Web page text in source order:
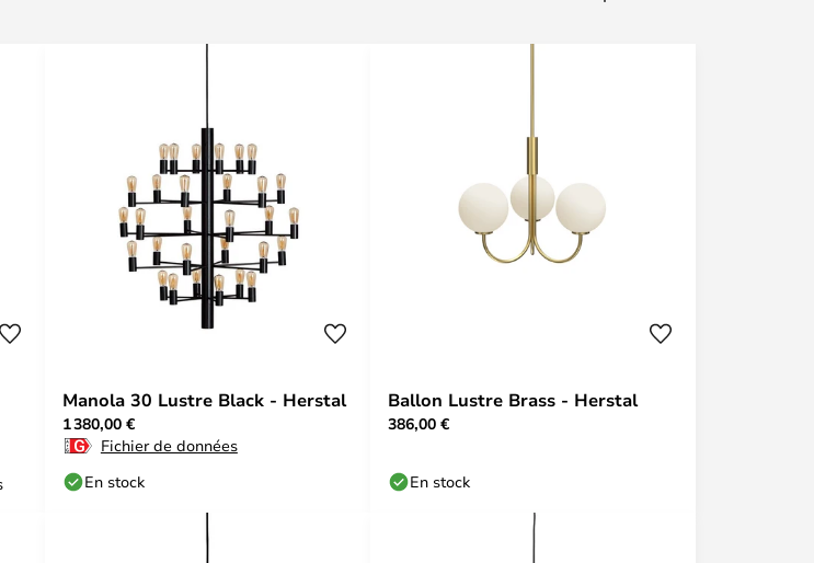
Manola 30 Lustre Black - Herstal
1 380,00 €
Fichier de données
En stock
Ballon Lustre Brass - Herstal
386,00 €
En stock